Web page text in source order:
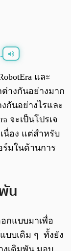
และ
ต่างกันอย่างมาก
กันอย่างไรและ
จะเป็นโปรเจ
นื่อง แต่สำหรับ
ร์มในด้านการ
น
กแบบมาเพื่อ
บบเดิม ๆ ทั้งยัง
งเดิมพัน มอบ